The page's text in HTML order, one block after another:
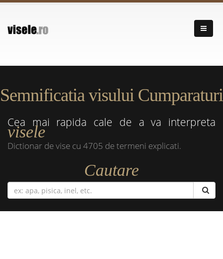
Semnificatia visului Cumparaturi
Cea mai rapida cale de a va interpreta
visele
Dictionar de vise cu 4705 de termeni explicati.
Cautare